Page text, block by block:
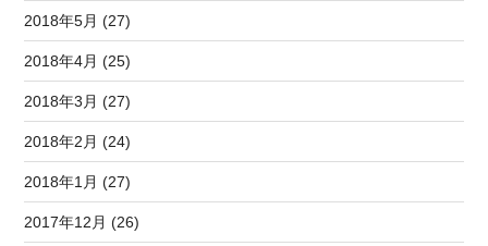
2018年5月 (27)
2018年4月 (25)
2018年3月 (27)
2018年2月 (24)
2018年1月 (27)
2017年12月 (26)